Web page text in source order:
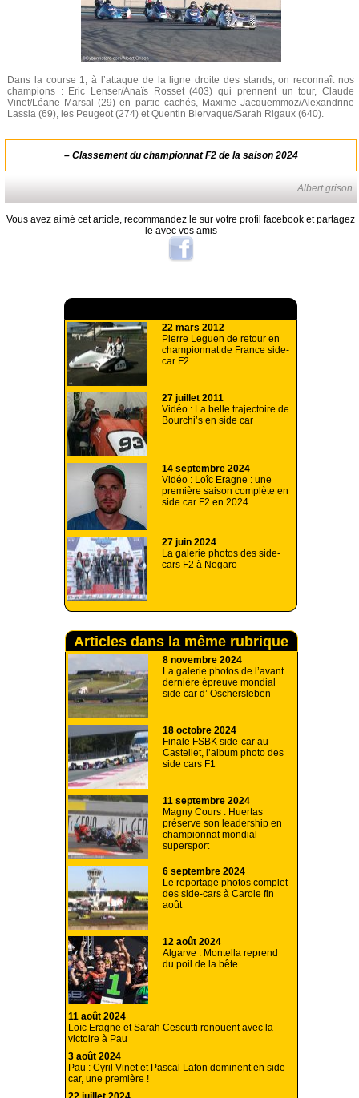
Dans la course 1, à l’attaque de la ligne droite des stands, on reconnaît nos
champions : Eric Lenser/Anaïs Rosset (403) qui prennent un tour, Claude
Vinet/Léane Marsal (29) en partie cachés, Maxime Jacquemmoz/Alexandrine
Lassia (69), les Peugeot (274) et Quentin Blervaque/Sarah Rigaux (640).
– Classement du championnat F2 de la saison 2024
Albert grison
Vous avez aimé cet article, recommandez le sur votre profil facebook et partagez
le avec vos amis
22 mars 2012
Pierre Leguen de retour en
championnat de France side-
car F2.
27 juillet 2011
Vidéo : La belle trajectoire de
Bourchi’s en side car
14 septembre 2024
Vidéo : Loîc Eragne : une
première saison complète en
side car F2 en 2024
27 juin 2024
La galerie photos des side-
cars F2 à Nogaro
Articles dans la même rubrique
8 novembre 2024
La galerie photos de l’avant
dernière épreuve mondial
side car d’ Oschersleben
18 octobre 2024
Finale FSBK side-car au
Castellet, l’album photo des
side cars F1
11 septembre 2024
Magny Cours : Huertas
préserve son leadership en
championnat mondial
supersport
6 septembre 2024
Le reportage photos complet
des side-cars à Carole fin
août
12 août 2024
Algarve : Montella reprend
du poil de la bête
11 août 2024
Loïc Eragne et Sarah Cescutti renouent avec la
victoire à Pau
3 août 2024
Pau : Cyril Vinet et Pascal Lafon dominent en side
car, une première !